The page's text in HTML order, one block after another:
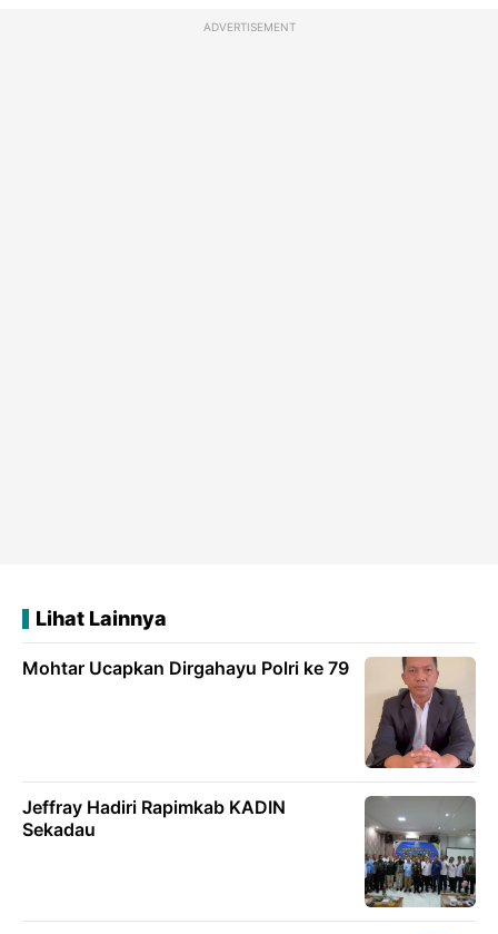
ADVERTISEMENT
Lihat Lainnya
Mohtar Ucapkan Dirgahayu Polri ke 79
Jeffray Hadiri Rapimkab KADIN
Sekadau